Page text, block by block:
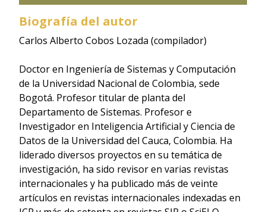
Biografía del autor
Carlos Alberto Cobos Lozada (compilador)
Doctor en Ingeniería de Sistemas y Computación
de la Universidad Nacional de Colombia, sede
Bogotá. Profesor titular de planta del
Departamento de Sistemas. Profesor e
Investigador en Inteligencia Artificial y Ciencia de
Datos de la Universidad del Cauca, Colombia. Ha
liderado diversos proyectos en su temática de
investigación, ha sido revisor en varias revistas
internacionales y ha publicado más de veinte
artículos en revistas internacionales indexadas en